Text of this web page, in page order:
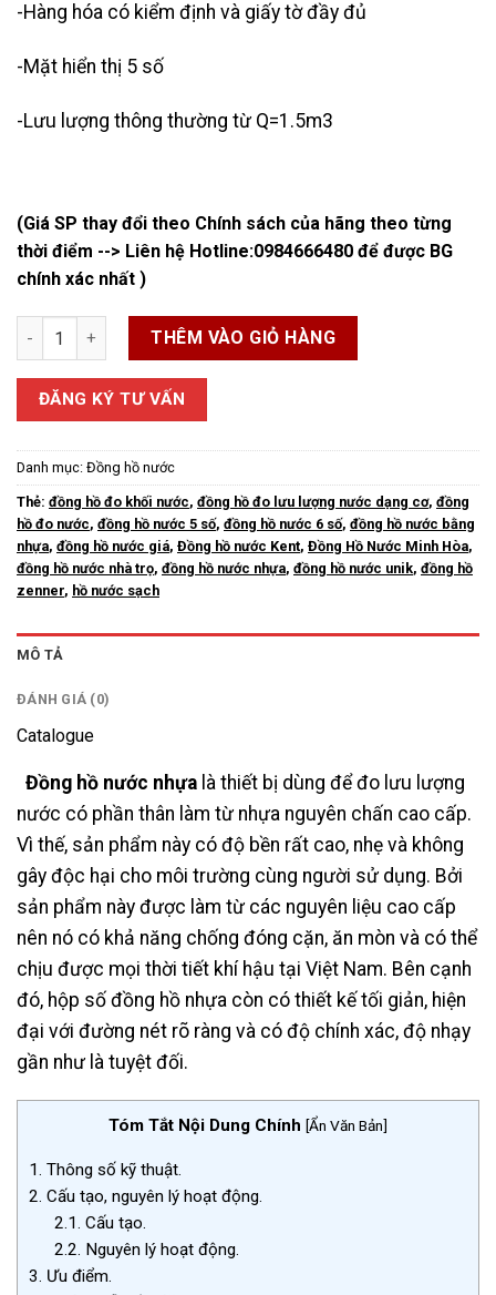
-Hàng hóa có kiểm định và giấy tờ đầy đủ
-Mặt hiển thị 5 số
-Lưu lượng thông thường từ Q=1.5m3
(Giá SP thay đổi theo Chính sách của hãng theo từng
thời điểm --> Liên hệ Hotline:0984666480 để được BG
chính xác nhất )
Đồng Hồ Nước Nhựa số lượngTHÊM VÀO GIỎ HÀNG
ĐĂNG KÝ TƯ VẤN
Danh mục: Đồng hồ nước
Thẻ: đồng hồ đo khối nước, đồng hồ đo lưu lượng nước dạng cơ, đồng
hồ đo nước, đồng hồ nước 5 số, đồng hồ nước 6 số, đồng hồ nước bằng
nhựa, đồng hồ nước giá, Đồng hồ nước Kent, Đồng Hồ Nước Minh Hòa,
đồng hồ nước nhà trọ, đồng hồ nước nhựa, đồng hồ nước unik, đồng hồ
zenner, hồ nước sạch
MÔ TẢ
ĐÁNH GIÁ (0)
Catalogue
Đồng hồ nước nhựa là thiết bị dùng để đo lưu lượng
nước có phần thân làm từ nhựa nguyên chấn cao cấp.
Vì thế, sản phẩm này có độ bền rất cao, nhẹ và không
gây độc hại cho môi trường cùng người sử dụng. Bởi
sản phẩm này được làm từ các nguyên liệu cao cấp
nên nó có khả năng chống đóng cặn, ăn mòn và có thể
chịu được mọi thời tiết khí hậu tại Việt Nam. Bên cạnh
đó, hộp số đồng hồ nhựa còn có thiết kế tối giản, hiện
đại với đường nét rõ ràng và có độ chính xác, độ nhạy
gần như là tuyệt đối.
Tóm Tắt Nội Dung Chính [Ẩn Văn Bản]
1. Thông số kỹ thuật.
2. Cấu tạo, nguyên lý hoạt động.
2.1. Cấu tạo.
2.2. Nguyên lý hoạt động.
3. Ưu điểm.